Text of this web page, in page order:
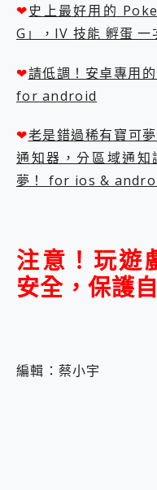
❤史上最好用的
G」，IV 技能 孵蛋
❤請低調！安卓專用
for android
❤老是錯過稀有寶可
通知器，分區域通
夢！ for ios &
注意！玩遊
安全，保護
編輯：蔡小宇